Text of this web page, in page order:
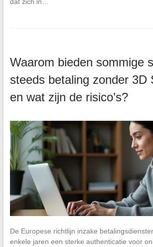
Waarom bieden sommige
steeds betaling zonder 3D
en wat zijn de risico’s?
De Europese richtlijn inzake
enkele jaren een sterke authenticatie voor